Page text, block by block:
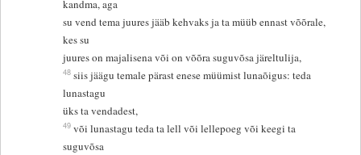
kandma, aga
su vend tema juures jääb kehvaks ja ta müüb ennast võõrale,
kes su
juures on majalisena või on võõra suguvõsa järeltulija,
48 siis jäägu temale pärast enese müümist lunaõigus: teda
lunastagu
üks ta vendadest,
49 või lunastagu teda ta lell või lellepoeg või keegi ta
suguvõsa